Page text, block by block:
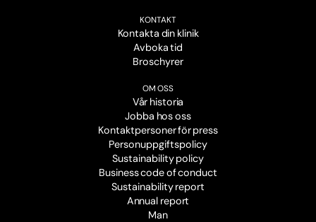
KONTAKT
Kontakta din klinik
Avboka tid
Broschyrer
OM OSS
Vår historia
Jobba hos oss
Kontaktpersoner för press
Personuppgiftspolicy
Sustainability policy
Business code of conduct
Sustainability report
Annual report
Man